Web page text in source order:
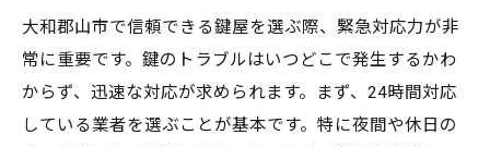
大和郡山市で信頼できる鍵屋を選ぶ際、緊急対応力が非
常に重要です。鍵のトラブルはいつどこで発生するかわ
からず、迅速な対応が求められます。まず、24時間対応
している業者を選ぶことが基本です。特に夜間や休日の